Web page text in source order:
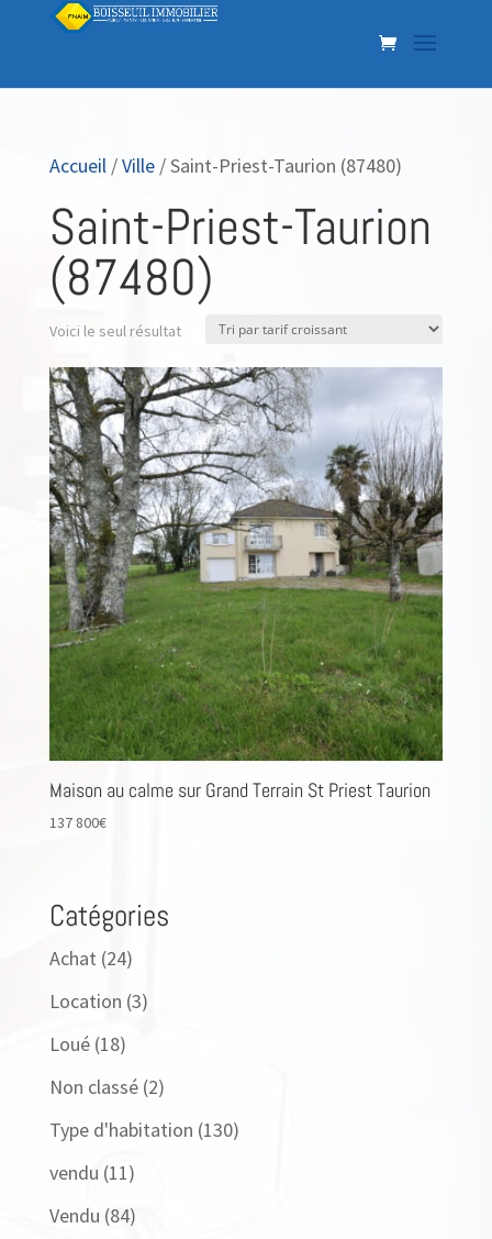
Accueil/Ville/ Saint-Priest-Taurion (87480)
Saint-Priest-Taurion
(87480)
Voici le seul résultat
Maison au calme sur Grand Terrain St Priest Taurion
137 800€
Catégories
Achat (24)
Location (3)
Loué (18)
Non classé (2)
Type d'habitation (130)
vendu (11)
Vendu (84)